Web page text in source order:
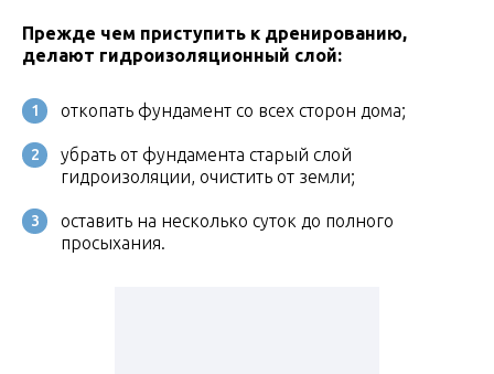
Прежде чем приступить к дренированию,
делают гидроизоляционный слой:
откопать фундамент со всех сторон дома;
убрать от фундамента старый слой
гидроизоляции, очистить от земли;
оставить на несколько суток до полного
просыхания.